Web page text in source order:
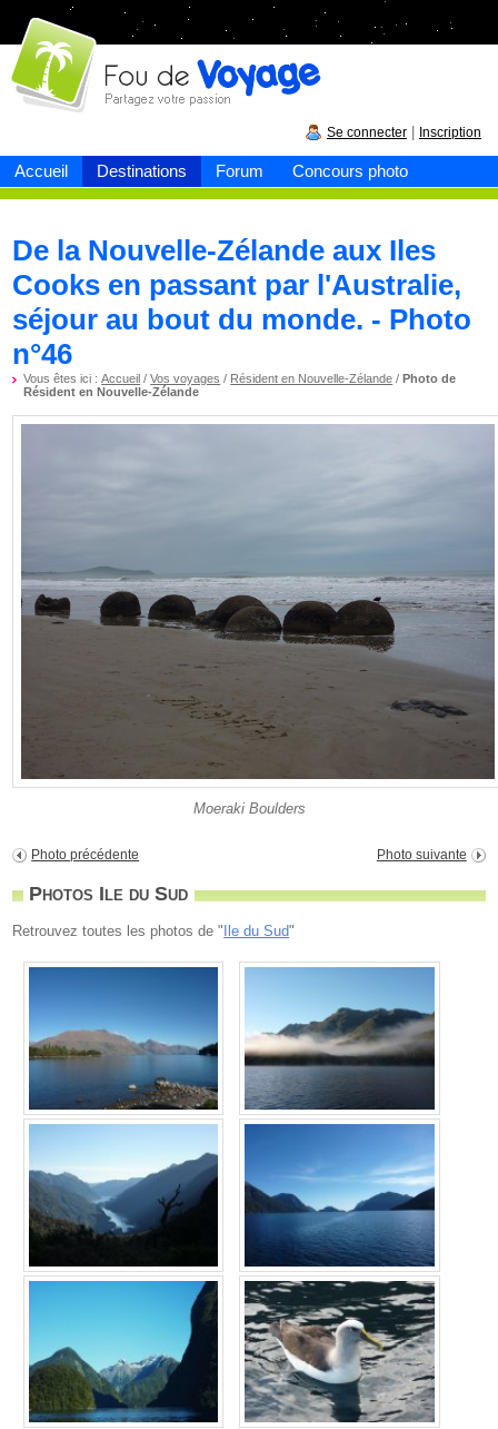
Accueil Destinations Forum Concours photo
Fou devoyage
Se connecter Inscription
De la Nouvelle-Zélande aux Iles
Cooks en passant par l'Australie,
séjour au bout du monde. - Photo
n°46
Vous êtes ici :Accueil /Vos voyages / Résident en Nouvelle-Zélande /Photo de
Résident en Nouvelle-Zélande
Moeraki Boulders
Photo précédente Photo suivante
Photos Ile du Sud
Retrouvez toutes les photos de " Ile du Sud"